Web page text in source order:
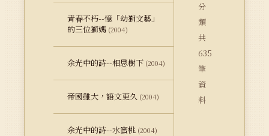
青春不朽--憶「幼獅文藝」
的三位獅媽 (2004)
余光中的詩--相思樹下 (2004)
帝國雖大，語文更久 (2004)
余光中的詩--水蜜桃 (2004)
分
類
共
635
筆
資
料